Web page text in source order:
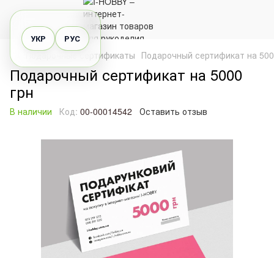
УКР РУС
Подарочные сертификаты Подарочный сертификат на
Подарочный сертификат на 5000
грн
В наличии Код: 00-00014542 Оставить отзыв